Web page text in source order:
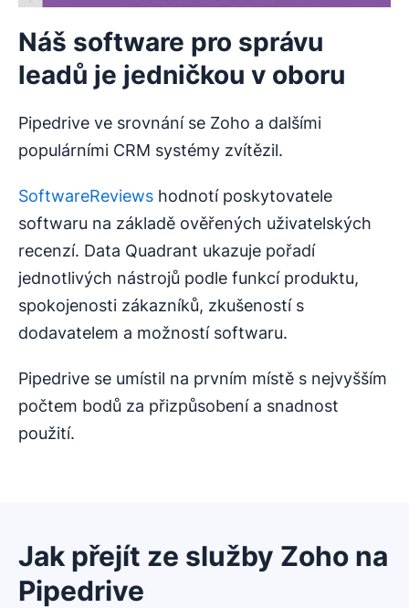
Náš software pro správu
leadů je jedničkou v oboru
Pipedrive ve srovnání se Zoho a dalšími
populárními CRM systémy zvítězil.
SoftwareReviews hodnotí poskytovatele
softwaru na základě ověřených uživatelských
recenzí. Data Quadrant ukazuje pořadí
jednotlivých nástrojů podle funkcí produktu,
spokojenosti zákazníků, zkušeností s
dodavatelem a možností softwaru.
Pipedrive se umístil na prvním místě s nejvyšším
počtem bodů za přizpůsobení a snadnost
použití.
Jak přejít ze služby Zoho na
Pipedrive